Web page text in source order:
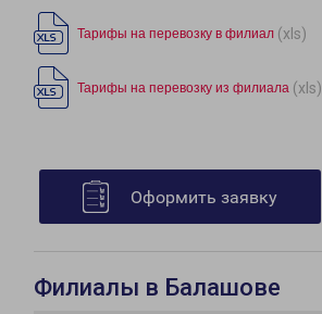
Тарифы на перевозку в филиал (xls)
Тарифы на перевозку из филиала (xls)
Оформить заявку
Филиалы в Балашове